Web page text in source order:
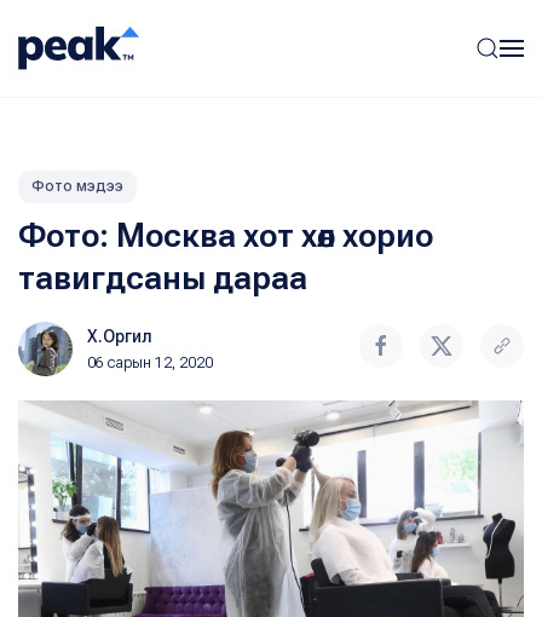
Фото мэдээ
Фото: Москва хот хөл хорио
тавигдсаны дараа
Х.Оргил
06 сарын 12, 2020